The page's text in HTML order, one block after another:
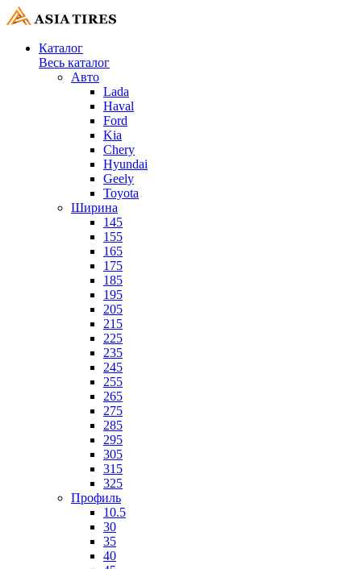
Каталог
Весь каталог
Авто
Lada
Haval
Ford
Kia
Chery
Hyundai
Geely
Toyota
Ширина
145
155
165
175
185
195
205
215
225
235
245
255
265
275
285
295
305
315
325
Профиль
10.5
30
35
40